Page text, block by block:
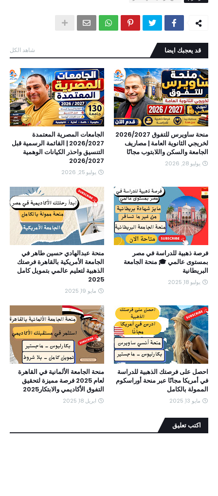
قد يعجبك ايضا شاهد الكل
منحة ساويرس للتفوق 2026/2027
لخريجي الثانوية العامة | مصاريف
الجامعة والسكن واللابتوب مجانًا
يوليو 28, 2026
الجامعات المصرية المعتمدة
2026/2027 | القائمة الرسمية قبل
التنسيق واحذر الكيانات الوهمية
2026/2027
يوليو 25, 2026
فرصة ذهبية للدراسة في مصر
بمستوى عالمي 🎓 منحة الجامعة
البريطانية
يوليو 18, 2025
منحة عبدالهادي حسين طاهر في
الجامعة الأمريكية بالقاهرة فرصتك
الذهبية لتعليم عالمي بتمويل كامل
2025
مايو 19, 2025
احصل على فرصتك الذهبية للدراسة
في أمريكا مجانًا عبر منحة أوراسكوم
الممولة بالكامل
مايو 13, 2025
منحة الجامعة الألمانية في القاهرة
لعام 2025 فرصة مميزة لتحقيق
التفوق الأكاديمي والابتكار2025
ابريل 18, 2025
اكتب تعليق